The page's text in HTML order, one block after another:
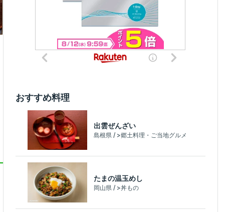
おすすめ料理
出雲ぜんざい
島根県 / >郷土料理・ご当地グルメ
たまの温玉めし
岡山県 / >丼もの